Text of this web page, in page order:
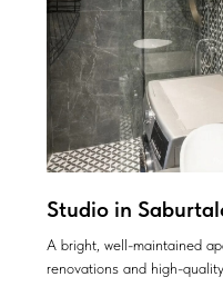
Studio in
A bright, well-maintained
renovations and high-